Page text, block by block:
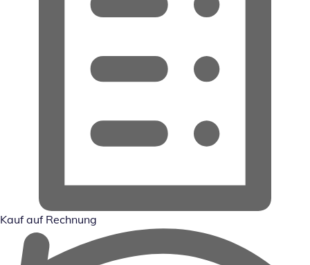
Kauf auf Rechnung